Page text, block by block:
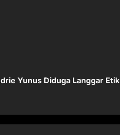
Yunus Diduga Langgar Etik